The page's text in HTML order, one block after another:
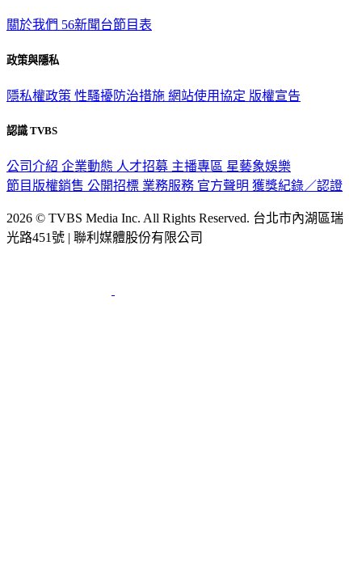
關於我們 56新聞台節目表
政策與隱私
隱私權政策 性騷擾防治措施 網站使用協定 版權宣告
認識 TVBS
公司介紹 企業動態 人才招募 主播專區 星藝象娛樂
節目版權銷售 公開招標 業務服務 官方聲明 獲獎紀錄／認證
2026 © TVBS Media Inc. All Rights Reserved. 台北市內湖區瑞
光路451號 | 聯利媒體股份有限公司